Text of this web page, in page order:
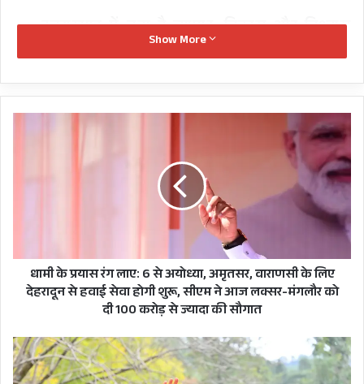
उत्तराखण्ड में बना है व्यापार, विकास और विश्वास
का वातावरण : मुख्यमंत्री
मुख्यमंत्री ने उद्योग विभाग के 64 अभ्यर्थियों को
वितरित किये नियुक्ति पत्र
Show More
लाए:
अमृतसर,
वाराणसी
से
हवाई
सेवा
धामी के प्रयास रंग लाए: 6 से अयोध्या, अमृतसर, वाराणसी के लिए
देहरादून से हवाई सेवा होगी शुरू, सीएम ने आज लक्सर-मंगलौर को
दी 100 करोड़ से ज्यादा की सौगात
केंद्र
से
559